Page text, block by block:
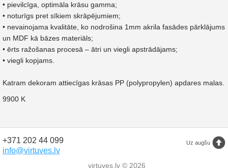
• pievilcīga, optimāla krāsu gamma;
• noturīgs pret sīkiem skrāpējumiem;
• nevainojama kvalitāte, ko nodrošina 1mm akrila fasādes pārklājums
un MDF kā bāzes materiāls;
• ērts ražošanas procesā – ātri un viegli apstrādājams;
• viegli kopjams.
Katram dekoram attiecīgas krāsas PP (polypropylen) apdares malas.
9900 K
Uz augšu
+371 202 44 099
info@virtuves.lv
virtuves.lv © 2026